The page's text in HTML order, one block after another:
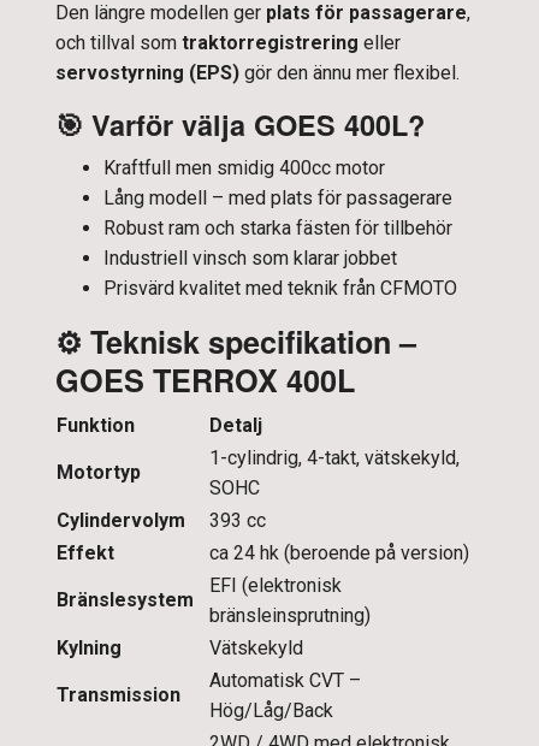
Den längre modellen ger plats för passagerare,
och tillval som traktorregistrering eller
servostyrning (EPS) gör den ännu mer flexibel.
🎯 Varför välja GOES 400L?
Kraftfull men smidig 400cc motor
Lång modell – med plats för passagerare
Robust ram och starka fästen för tillbehör
Industriell vinsch som klarar jobbet
Prisvärd kvalitet med teknik från CFMOTO
⚙️ Teknisk specifikation –
GOES TERROX 400L
Funktion Detalj
Motortyp
1-cylindrig, 4-takt, vätskekyld,
SOHC
Cylindervolym
393 cc
Effekt
ca 24 hk (beroende på version)
Bränslesystem
EFI (elektronisk
bränsleinsprutning)
Kylning
Vätskekyld
Transmission
Automatisk CVT –
Hög/Låg/Back